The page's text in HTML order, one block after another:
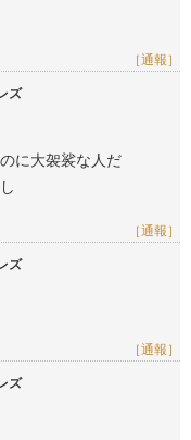
［通報］
ズ
に大袈裟な人だ
［通報］
ズ
［通報］
ズ